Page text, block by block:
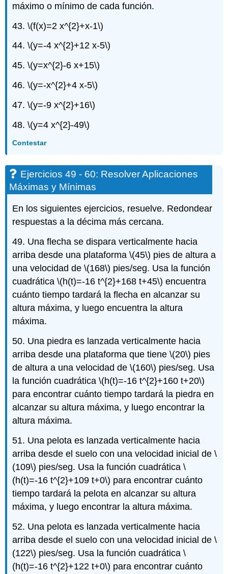
máximo o mínimo de cada función.
43.\(f(x)=2 x^{2}+x-1\)
44.\(y=-4 x^{2}+12 x-5\)
45.\(y=x^{2}-6 x+15\)
46.\(y=-x^{2}+4 x-5\)
47.\(y=-9 x^{2}+16\)
48.\(y=4 x^{2}-49\)
Contestar
Ejercicios 49 - 60: Resolver Aplicaciones
Máximas y Mínimas
En los siguientes ejercicios, resuelve. Redondear
respuestas a la décima más cercana.
49. Una flecha se dispara verticalmente hacia
arriba desde una plataforma\(45\) pies de altura a
una velocidad de\(168\) pies/seg. Usa la función
cuadrática\(h(t)=-16 t^{2}+168 t+45\) encuentra
cuánto tiempo tardará la flecha en alcanzar su
altura máxima, y luego encuentra la altura
máxima.
50. Una piedra es lanzada verticalmente hacia
arriba desde una plataforma que tiene\(20\) pies
de altura a una velocidad de\(160\) pies/seg. Usa
la función cuadrática\(h(t)=-16 t^{2}+160 t+20\)
para encontrar cuánto tiempo tardará la piedra en
alcanzar su altura máxima, y luego encontrar la
altura máxima.
51. Una pelota es lanzada verticalmente hacia
arriba desde el suelo con una velocidad inicial de\
(109\) pies/seg. Usa la función cuadrática\
(h(t)=-16 t^{2}+109 t+0\) para encontrar cuánto
tiempo tardará la pelota en alcanzar su altura
máxima, y luego encontrar la altura máxima.
52. Una pelota es lanzada verticalmente hacia
arriba desde el suelo con una velocidad inicial de\
(122\) pies/seg. Usa la función cuadrática\
(h(t)=-16 t^{2}+122 t+0\) para encontrar cuánto